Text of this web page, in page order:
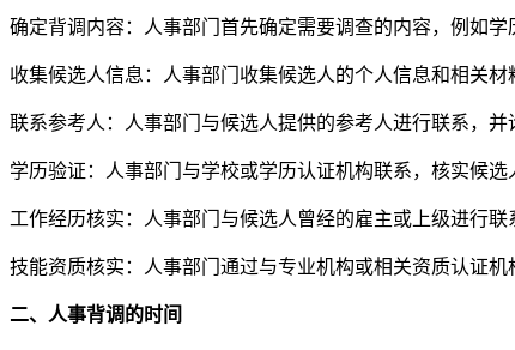
确定背调内容：人事部门首先确定需要调查的内容，例如学
收集候选人信息：人事部门收集候选人的个人信息和相关材
联系参考人：人事部门与候选人提供的参考人进行联系，并
学历验证：人事部门与学校或学历认证机构联系，核实候选
工作经历核实：人事部门与候选人曾经的雇主或上级进行
技能资质核实：人事部门通过与专业机构或相关资质认证
二、人事背调的时间